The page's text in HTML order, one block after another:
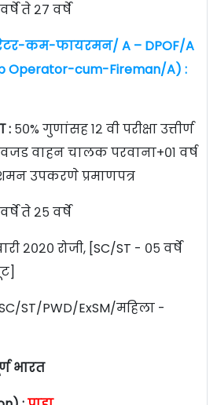
ते २७ वर्षे
कम-फायरमन/ A – DPOF/A
Operator-cum-Fireman/A) :
: ५०% गुणांसह १२ वी परीक्षा उत्तीर्ण
वाहन चालक परवाना+०१ वर्ष
उपकरणे प्रमाणपत्र
ते २५ वर्षे
२०२० रोजी, [SC/ST - ०५ वर्षे
ST/PWD/ExSM/महिला -
भारत